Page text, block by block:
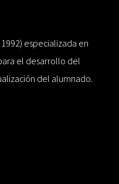
especializada en
el desarrollo del
del alumnado.